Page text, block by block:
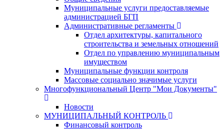
Муниципальные услуги предоставляемые
администрацией БГП
Административные регламенты
Отдел архитектуры, капитального
строительства и земельных отношений
Отдел по управлению муниципальным
имуществом
Муниципальные функции контроля
Массовые социально значимые услуги
Многофункциональный Центр "Мои Документы"
Новости
МУНИЦИПАЛЬНЫЙ КОНТРОЛЬ
Финансовый контроль